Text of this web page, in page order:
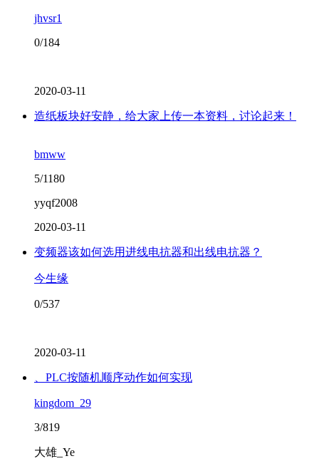
jhvsr1
0/184
2020-03-11
造纸板块好安静，给大家上传一本资料，讨论起来！
bmww
5/1180
yyqf2008
2020-03-11
变频器该如何选用进线电抗器和出线电抗器？
今生缘
0/537
2020-03-11
、PLC按随机顺序动作如何实现
kingdom_29
3/819
大雄_Ye